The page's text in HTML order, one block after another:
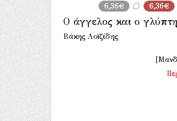
6,36€ 6,36€
Ο άγγελος και ο
Βάκης Λοϊζίδης